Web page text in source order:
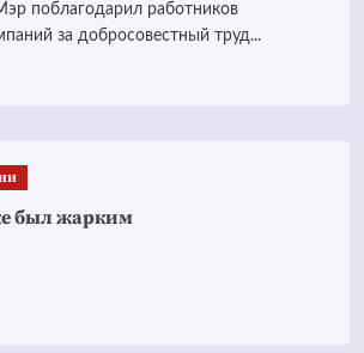
поблагодарил работников
за добросовестный труд...
был жарким